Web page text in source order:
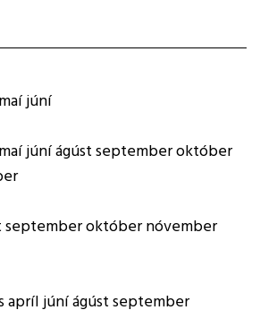
maíjúní
maíjúníágústseptemberoktóber
septemberoktóbernóvember
apríljúníágústseptember